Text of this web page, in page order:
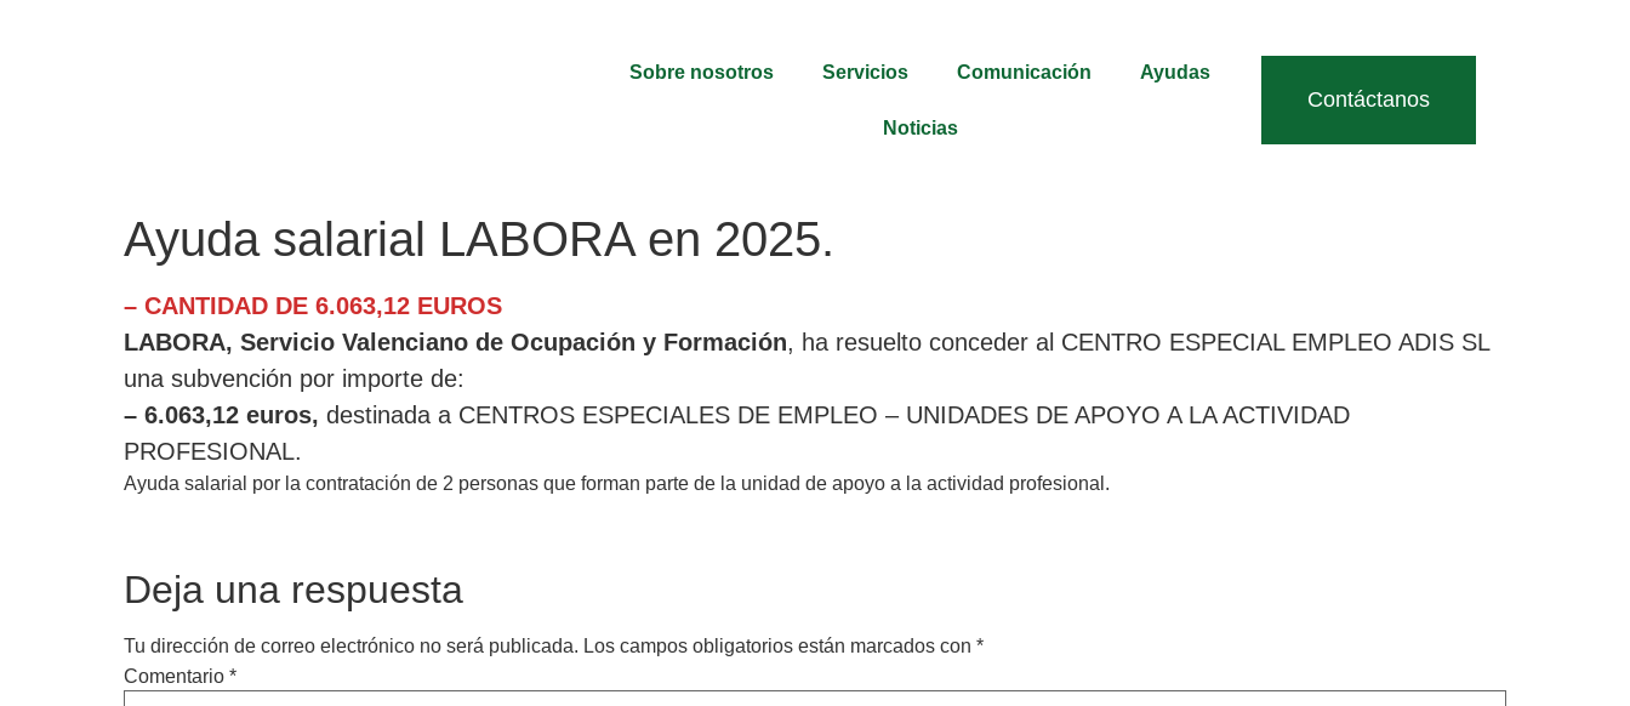
Sobre nosotros Servicios Comunicación Ayudas
Noticias
Contáctanos
Ayuda salarial LABORA en 2025.
– CANTIDAD DE 6.063,12 EUROS
LABORA, Servicio Valenciano de Ocupación y Formación, ha resuelto conceder al CENTRO ESPECIAL EMPLEO ADIS SL
una subvención por importe de:
– 6.063,12 euros, destinada a CENTROS ESPECIALES DE EMPLEO – UNIDADES DE APOYO A LA ACTIVIDAD
PROFESIONAL.
Ayuda salarial por la contratación de 2 personas que forman parte de la unidad de apoyo a la actividad profesional.
Deja una respuesta
Tu dirección de correo electrónico no será publicada. Los campos obligatorios están marcados con *
Comentario *